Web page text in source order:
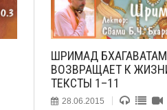
ШРИМАД
ВОЗВРАЩАЕТ К
ТЕКСТЫ 1–11
28.06.2015